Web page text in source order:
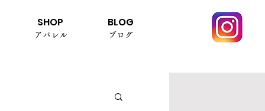
アパレル ブログ
SHOP BLOG